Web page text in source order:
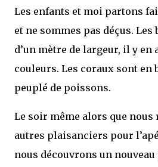
Les enfants et moi partons
et ne sommes pas déçus.
d’un mètre de largeur, il y
couleurs. Les coraux sont en
peuplé de poissons.
Le soir même alors que nous
autres plaisanciers pour
nous découvrons un nouveau